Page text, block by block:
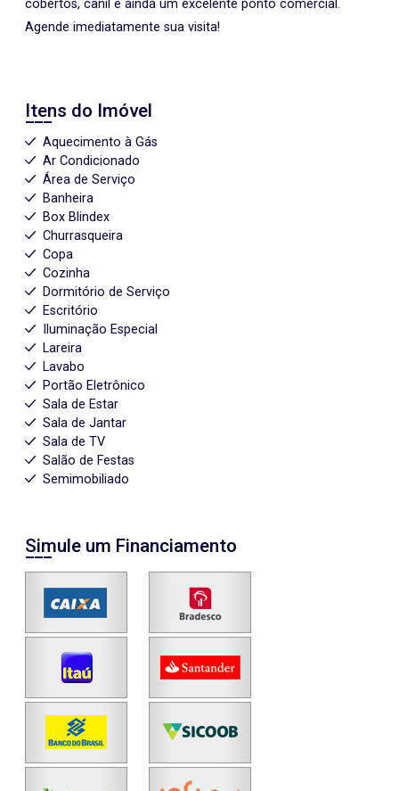
cobertos, canil e ainda um excelente ponto comercial.
Agende imediatamente sua visita!
Itens do Imóvel
Aquecimento à Gás
Ar Condicionado
Área de Serviço
Banheira
Box Blindex
Churrasqueira
Copa
Cozinha
Dormitório de Serviço
Escritório
Iluminação Especial
Lareira
Lavabo
Portão Eletrônico
Sala de Estar
Sala de Jantar
Sala de TV
Salão de Festas
Semimobiliado
Simule um Financiamento